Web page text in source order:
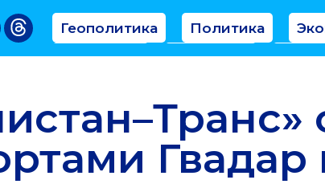
Геополитика Политика
Аналитика
Интервью
Гвадар